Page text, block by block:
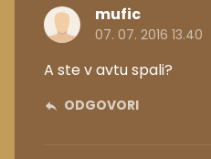
mufic
07. 07. 2016 13.40
A ste v avtu spali?
ODGOVORI